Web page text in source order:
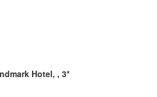
Hotel, , 3*